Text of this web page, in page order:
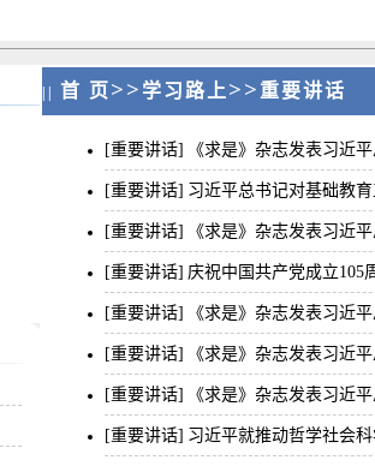
首 页 >> 学习路上 >> 重要讲话
[重要讲话] 《求是》杂志发表习近
[重要讲话] 习近平总书记对基础教
[重要讲话] 《求是》杂志发表习近
[重要讲话] 庆祝中国共产党成立105
[重要讲话] 《求是》杂志发表习近
[重要讲话] 《求是》杂志发表习近
[重要讲话] 《求是》杂志发表习近
[重要讲话] 习近平就推动哲学社会